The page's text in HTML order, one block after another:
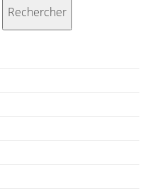
Rechercher